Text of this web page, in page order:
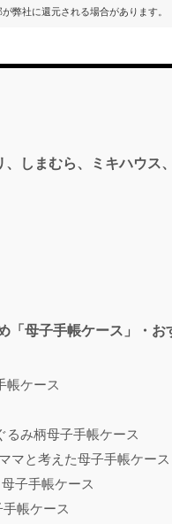
弊社に還元される場合があります。
、しまむら、ミキハウス
「母子手帳ケース」・お
帳ケース
るみ柄母子手帳ケース
マと考えた母子手帳ケース
子手帳ケース
帳ケース